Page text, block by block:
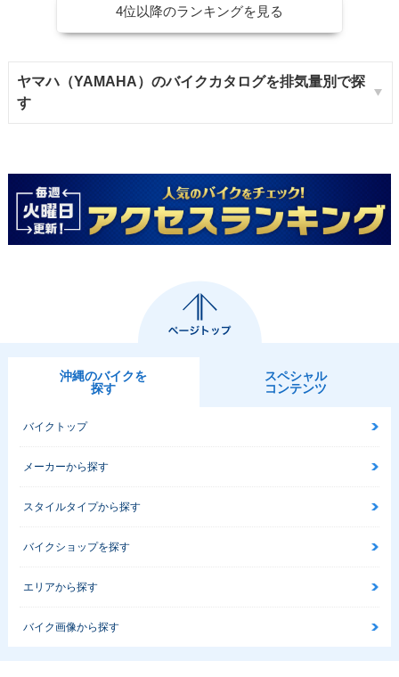
4位以降のランキングを見る
ヤマハ（YAMAHA）のバイクカタログを排気量別で探
す
沖縄のバイクを
探す
スペシャル
コンテンツ
バイクトップ
メーカーから探す
スタイルタイプから探す
バイクショップを探す
エリアから探す
バイク画像から探す